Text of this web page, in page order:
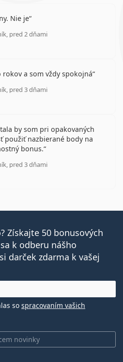
Nie je
pred 2 dňami
5 z 5
a som vždy spokojná
pred 3 dňami
5 z 5
by som pri opakovaných
použiť nazbierané body na
bonus.
pred 3 dňami
5 z 5
Získajte 50 bonusových
k odberu nášho
darček zdarma k vašej
novinky
so spracovaním vašich